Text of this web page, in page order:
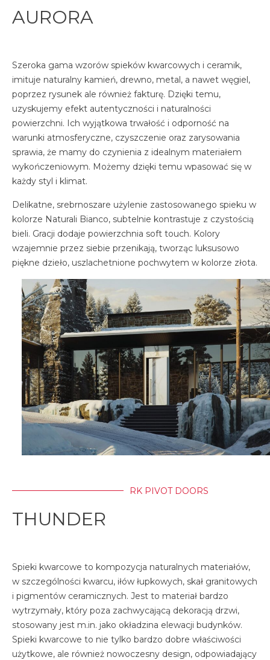
AURORA
Szeroka gama wzorów spieków kwarcowych i ceramik,
imituje naturalny kamień, drewno, metal, a nawet węgiel,
poprzez rysunek ale również fakturę. Dzięki temu,
uzyskujemy efekt autentyczności i naturalności
powierzchni. Ich wyjątkowa trwałość i odporność na
warunki atmosferyczne, czyszczenie oraz zarysowania
sprawia, że mamy do czynienia z idealnym materiałem
wykończeniowym. Możemy dzięki temu wpasować się w
każdy styl i klimat.
Delikatne, srebrnoszare użylenie zastosowanego spieku w
kolorze Naturali Bianco, subtelnie kontrastuje z czystością
bieli. Gracji dodaje powierzchnia soft touch. Kolory
wzajemnie przez siebie przenikają, tworząc luksusowo
piękne dzieło, uszlachetnione pochwytem w kolorze złota.
RK PIVOT DOORS
THUNDER
Spieki kwarcowe to kompozycja naturalnych materiałów,
w szczególności kwarcu, iłów łupkowych, skał granitowych
i pigmentów ceramicznych. Jest to materiał bardzo
wytrzymały, który poza zachwycającą dekoracją drzwi,
stosowany jest m.in. jako okładzina elewacji budynków.
Spieki kwarcowe to nie tylko bardzo dobre właściwości
użytkowe, ale również nowoczesny design, odpowiadający